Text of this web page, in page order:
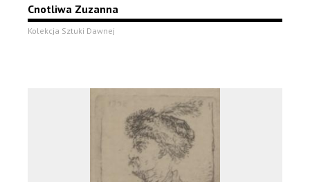
Cnotliwa Zuzanna
Kolekcja Sztuki Dawnej